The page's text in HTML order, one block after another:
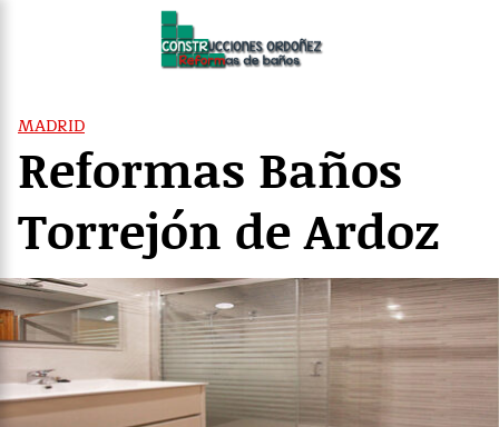
MADRID
Reformas Baños
Torrejón de Ardoz